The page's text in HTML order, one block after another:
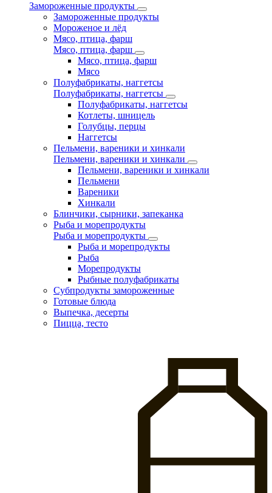
Замороженные продукты
Замороженные продукты
Мороженое и лёд
Мясо, птица, фарш
Мясо, птица, фарш
Мясо, птица, фарш
Мясо
Полуфабрикаты, наггетсы
Полуфабрикаты, наггетсы
Полуфабрикаты, наггетсы
Котлеты, шницель
Голубцы, перцы
Наггетсы
Пельмени, вареники и хинкали
Пельмени, вареники и хинкали
Пельмени, вареники и хинкали
Пельмени
Вареники
Хинкали
Блинчики, сырники, запеканка
Рыба и морепродукты
Рыба и морепродукты
Рыба и морепродукты
Рыба
Морепродукты
Рыбные полуфабрикаты
Субпродукты замороженные
Готовые блюда
Выпечка, десерты
Пицца, тесто